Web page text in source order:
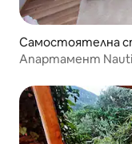
Самостоятелна
Апартамент